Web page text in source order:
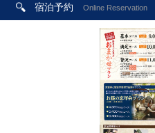
宿泊予約Online Reservation